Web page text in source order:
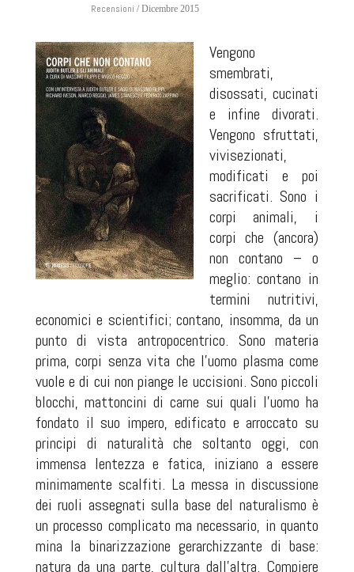
Recensioni / Dicembre 2015
Vengono
smembrati,
disossati, cucinati
e infine divorati.
Vengono sfruttati,
vivisezionati,
modificati e poi
sacrificati. Sono i
corpi animali, i
corpi che (ancora)
non contano – o
meglio: contano in
termini nutritivi,
economici e scientifici; contano, insomma, da un
punto di vista antropocentrico. Sono materia
prima, corpi senza vita che l’uomo plasma come
vuole e di cui non piange le uccisioni. Sono piccoli
blocchi, mattoncini di carne sui quali l’uomo ha
fondato il suo impero, edificato e arroccato su
principi di naturalità che soltanto oggi, con
immensa lentezza e fatica, iniziano a essere
minimamente scalfiti. La messa in discussione
dei ruoli assegnati sulla base del naturalismo è
un processo complicato ma necessario, in quanto
mina la binarizzazione gerarchizzante di base:
natura da una parte, cultura dall’altra. Compiere